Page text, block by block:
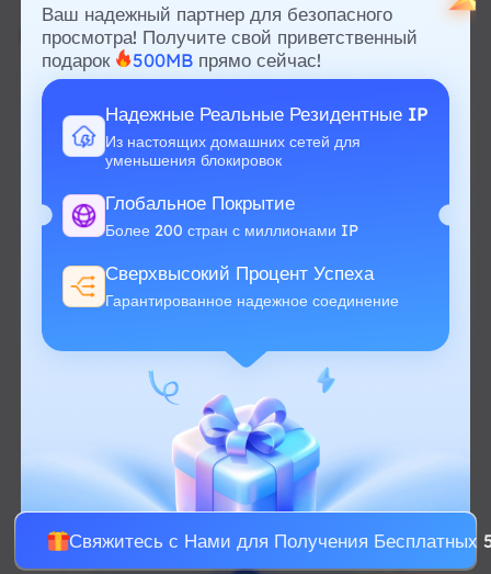
Быстрые и крупные прокси-решения
Интеллектуальные прокси, разработанные
для плавного и надежного сбора данных.
Бесплатная геолокация
Без скрытых платежей
От $-/ГБ
Ваш надежный партнер для безопасного
просмотра! Получите свой приветственный
подарок
500MB прямо сейчас!
Надежные Реальные Резидентные IP
Из настоящих домашних сетей для
уменьшения блокировок
Глобальное Покрытие
Более 200 стран с миллионами IP
Сверхвысокий Процент Успеха
Гарантированное надежное соединение
Свяжитесь с Нами для Получения Бесплатных